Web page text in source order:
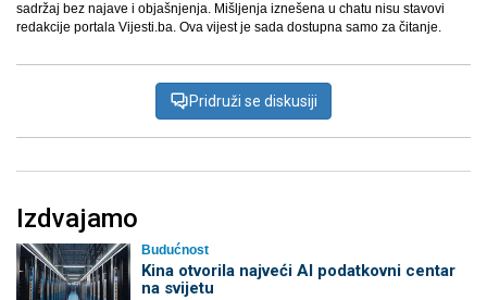
sadržaj bez najave i objašnjenja. Mišljenja iznešena u chatu nisu stavovi
redakcije portala Vijesti.ba. Ova vijest je sada dostupna samo za čitanje.
Pridruži se diskusiji
Izdvajamo
Budućnost
Kina otvorila najveći AI podatkovni centar
na svijetu